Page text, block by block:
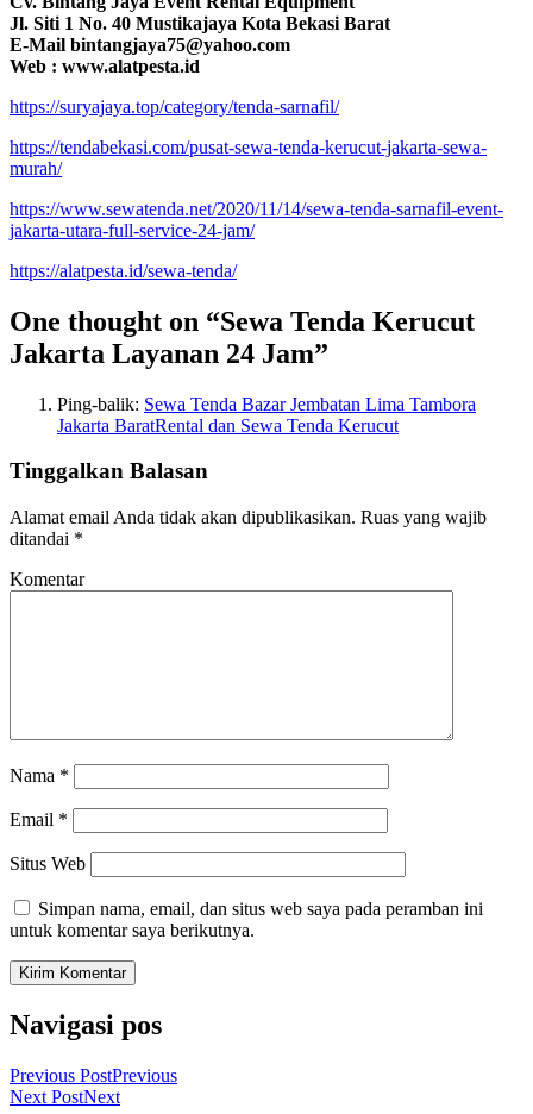
Jl. Siti 1 No. 40 Mustikajaya Kota Bekasi Barat
E-Mail bintangjaya75@yahoo.com
Web : www.alatpesta.id
https://suryajaya.top/category/tenda-sarnafil/
https://tendabekasi.com/pusat-sewa-tenda-kerucut-jakarta-sewa-
murah/
https://www.sewatenda.net/2020/11/14/sewa-tenda-sarnafil-event-
jakarta-utara-full-service-24-jam/
https://alatpesta.id/sewa-tenda/
One thought on “Sewa Tenda Kerucut
Jakarta Layanan 24 Jam”
Ping-balik: Sewa Tenda Bazar Jembatan Lima Tambora
Jakarta BaratRental dan Sewa Tenda Kerucut
Tinggalkan Balasan
Alamat email Anda tidak akan dipublikasikan. Ruas yang wajib
ditandai *
Komentar
Nama *
Email *
Situs Web
Simpan nama, email, dan situs web saya pada peramban ini
untuk komentar saya berikutnya.
Navigasi pos
Previous PostPrevious
Next PostNext